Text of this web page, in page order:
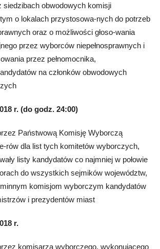
siedzibach obwodowych komisji
o lokalach przystosowa-nych do potrzeb
oraz o możliwości głoso-wania
przez wyborców niepełnosprawnych i
przez pełnomocnika,
na członków obwodowych
r. (do godz. 24:00)
Państwową Komisję Wyborczą
rów dla list tych komitetów wyborczych,
listy kandydatów co najmniej w połowie
do wszystkich sejmików województw,
komisjom wyborczym kandydatów
i prezydentów miast
r.
komisarza wyborczego, wykonującego